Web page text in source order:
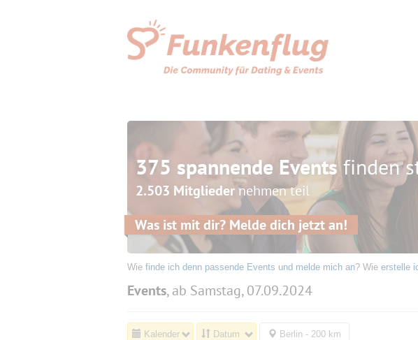
375 spannende Eventsfinden
2.503 Mitgliedernehmen teil
Was ist mit dir? Melde dich jetzt an!
Wie finde ich denn passende Events und melde mich an? Wie erstelle
Events, ab Samstag, 07.09.2024
Kalender Datum Berlin - 200 km